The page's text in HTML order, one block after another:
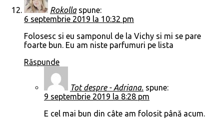
Rokolla spune:
6 septembrie 2019 la 10:32 pm
Folosesc si eu samponul de la Vichy si mi se pare
foarte bun. Eu am niste parfumuri pe lista
Răspunde
Tot despre - Adriana. spune:
9 septembrie 2019 la 8:28 pm
E cel mai bun din câte am folosit până acum.